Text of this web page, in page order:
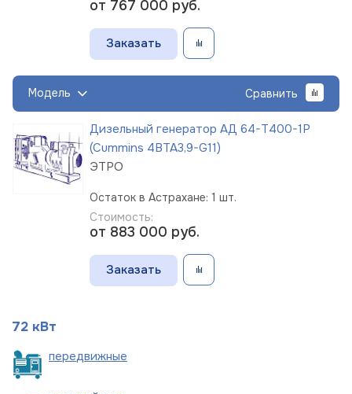
от 767 000 руб.
Заказать
Модель Сравнить
Дизельный генератор АД 64-Т400-1Р
(Cummins 4BTA3,9-G11)
ЭТРО
Остаток в Астрахане: 1 шт.
Стоимость:
от 883 000 руб.
Заказать
72 кВт
передвижные